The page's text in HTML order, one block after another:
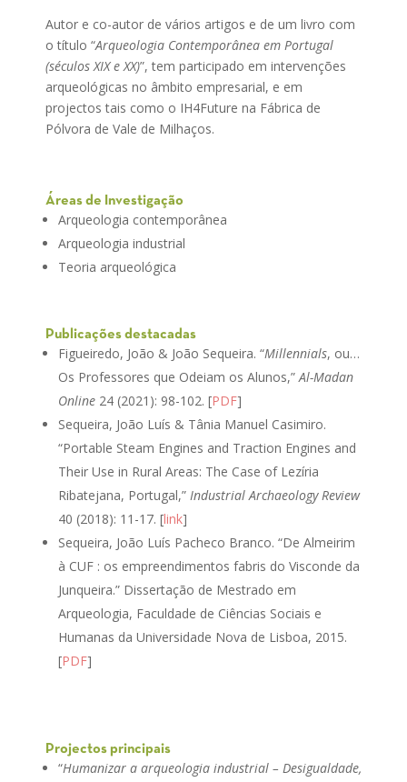
Autor e co-autor de vários artigos e de um livro com
o título “Arqueologia Contemporânea em Portugal
(séculos XIX e XX)”, tem participado em intervenções
arqueológicas no âmbito empresarial, e em
projectos tais como o IH4Future na Fábrica de
Pólvora de Vale de Milhaços.
Áreas de Investigação
Arqueologia contemporânea
Arqueologia industrial
Teoria arqueológica
Publicações destacadas
Figueiredo, João & João Sequeira. “Millennials, ou…
Os Professores que Odeiam os Alunos,”Al-Madan
Online 24 (2021): 98-102. [PDF]
Sequeira, João Luís & Tânia Manuel Casimiro.
“Portable Steam Engines and Traction Engines and
Their Use in Rural Areas: The Case of Lezíria
Ribatejana, Portugal,” Industrial Archaeology Review
40 (2018): 11-17. [link]
Sequeira, João Luís Pacheco Branco. “De Almeirim
à CUF : os empreendimentos fabris do Visconde da
Junqueira.” Dissertação de Mestrado em
Arqueologia, Faculdade de Ciências Sociais e
Humanas da Universidade Nova de Lisboa, 2015.
[PDF]
Projectos principais
“Humanizar a arqueologia industrial – Desigualdade,